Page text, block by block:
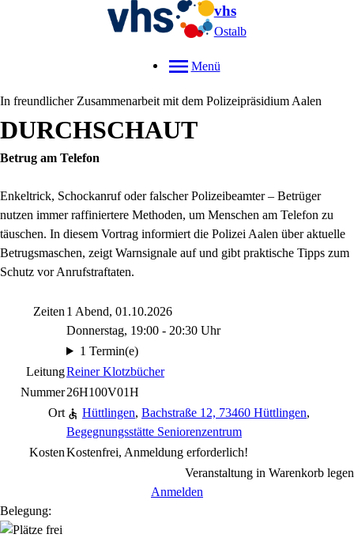
vhs
Ostalb
Menü
In freundlicher Zusammenarbeit mit dem Polizeipräsidium Aalen
DURCHSCHAUT
Betrug am Telefon
Enkeltrick, Schockanruf oder falscher Polizeibeamter – Betrüger
nutzen immer raffiniertere Methoden, um Menschen am Telefon zu
täuschen. In diesem Vortrag informiert die Polizei Aalen über aktuelle
Betrugsmaschen, zeigt Warnsignale auf und gibt praktische Tipps zum
Schutz vor Anrufstraftaten.
Zeiten 1 Abend, 01.10.2026
Donnerstag, 19:00 - 20:30 Uhr
1 Termin(e)
LeitungReiner Klotzbücher
Nummer26H100V01H
Ort
Hüttlingen, Bachstraße 12, 73460 Hüttlingen,
Begegnungsstätte Seniorenzentrum
KostenKostenfrei, Anmeldung erforderlich!
Veranstaltung in Warenkorb legen
Anmelden
Belegung: